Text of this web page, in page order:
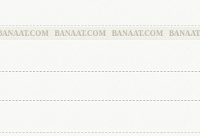
BANAAT.COM BANAAT.COM